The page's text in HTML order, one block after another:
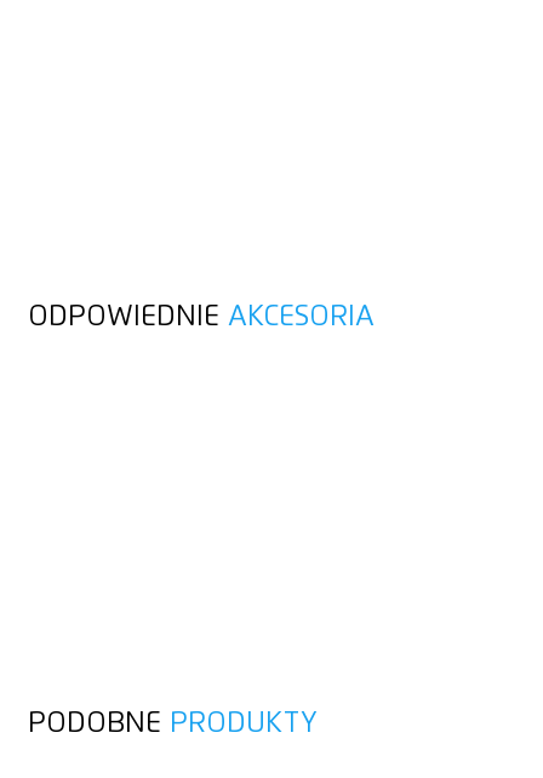
ODPOWIEDNIE AKCESORIA
PODOBNE PRODUKTY